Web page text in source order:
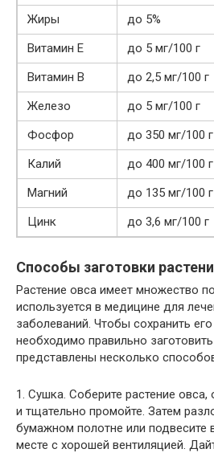
Жиры
до 5%
Витамин Е
до 5 мг/100 г
Витамин В
до 2,5 мг/100 г
Железо
до 5 мг/100 г
Фосфор
до 350 мг/100 г
Калий
до 400 мг/100 г
Магний
до 135 мг/100 г
Цинк
до 3,6 мг/100 г
Способы заготовки
Растение овса имеет множество
используется в медицине для
заболеваний. Чтобы сохранить
необходимо правильно
представлены несколько
1. Сушка. Соберите растение овса,
и тщательно промойте. Затем
бумажном полотне или подвесите
месте с хорошей вентиляцией.